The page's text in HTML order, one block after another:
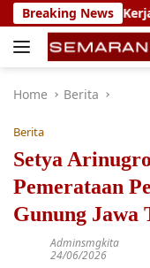
Skip
to
content
Breaking News
Magang Kerja Jepang
Home Berita
Berita
Setya
Pemerataan
Gunung Jawa
Adminsmgkita
24/06/2026